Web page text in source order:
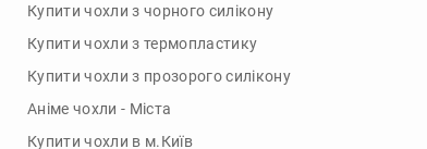
Купити чохли з чорного силікону
Купити чохли з термопластику
Купити чохли з прозорого силікону
Аніме чохли - Міста
Купити чохли в м.Київ